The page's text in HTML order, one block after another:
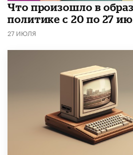
​Что произошло в
политике с 20 по 27
27 ИЮЛЯ